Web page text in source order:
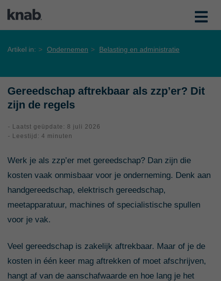
Artikel in: Ondernemen Belasting en administratie
Gereedschap aftrekbaar als zzp’er? Dit
zijn de regels
- Laatst geüpdate: 8 juli 2026
- Leestijd: 4 minuten
Werk je als zzp’er met gereedschap? Dan zijn die
kosten vaak onmisbaar voor je onderneming. Denk aan
handgereedschap, elektrisch gereedschap,
meetapparatuur, machines of specialistische spullen
voor je vak.
Veel gereedschap is zakelijk aftrekbaar. Maar of je de
kosten in één keer mag aftrekken of moet afschrijven,
hangt af van de aanschafwaarde en hoe lang je het